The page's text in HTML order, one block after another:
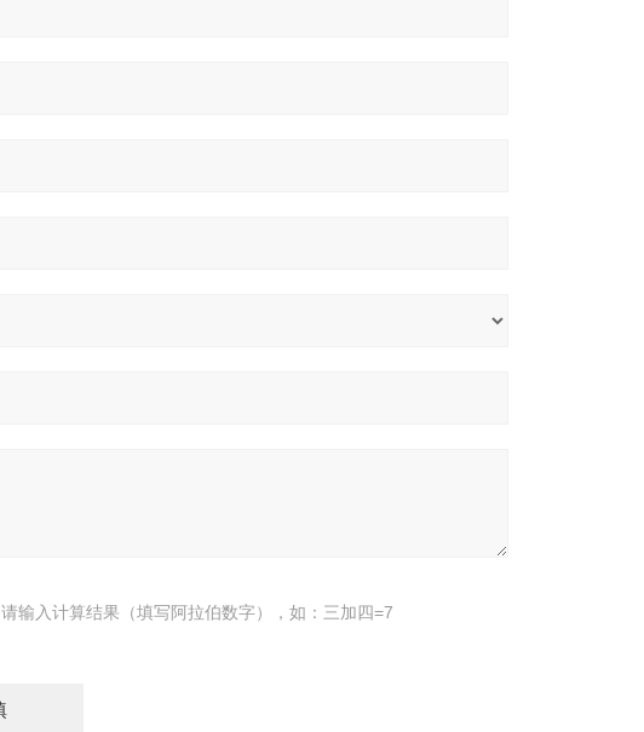
请输入计算结果（填写阿拉伯数字），如：三加四=7